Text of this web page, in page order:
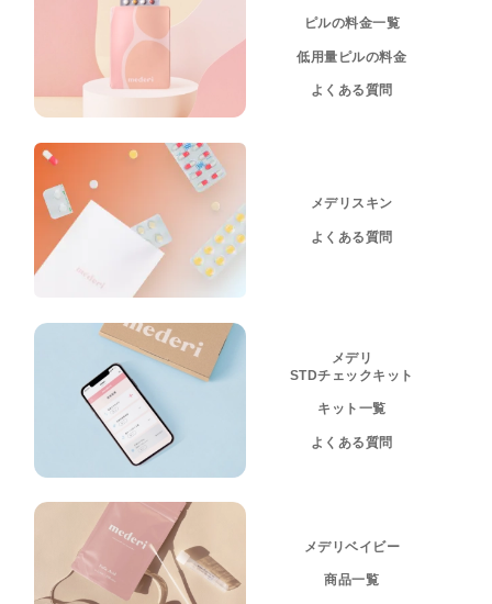
ピルの料金一覧
低用量ピルの料金
よくある質問
メデリスキン
よくある質問
メデリ
STDチェックキット
キット一覧
よくある質問
メデリベイビー
商品一覧